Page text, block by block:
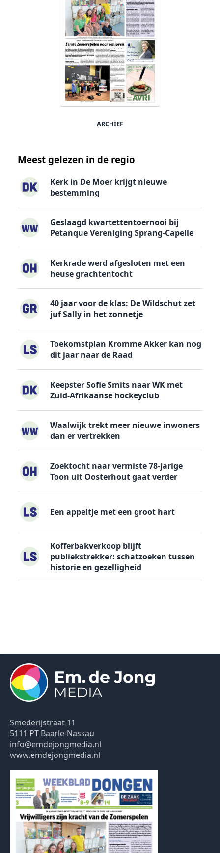
ARCHIEF
Meest gelezen in de regio
Kerk in De Moer krijgt nieuwe
bestemming
Geslaagd kwartettentoernooi bij
Petanque Vereniging Sprang-Capelle
Kerkrade werd afgesloten met een
heuse grachtentocht
40 jaar voor de klas: De Wildschut zet
juf Sally in het zonnetje
Toekomstplan Kromme Akker kan nog
dit jaar naar de Raad
Keepster Sofie Smits naar WK met
Zuid-Afrikaanse hockeyclub
Waalwijk trekt meer nieuwe inwoners
dan er vertrekken
Zoektocht naar vermiste 78-jarige
Toon uit Oosterhout gaat verder
Een appeltje met een groot hart
Kofferbakverkoop blijft
publiekstrekker: schatzoeken tussen
historie en gezelligheid
Smederijstraat 11
5111 PT Baarle-Nassau
info@emdejongmedia.nl
www.emdejongmedia.nl